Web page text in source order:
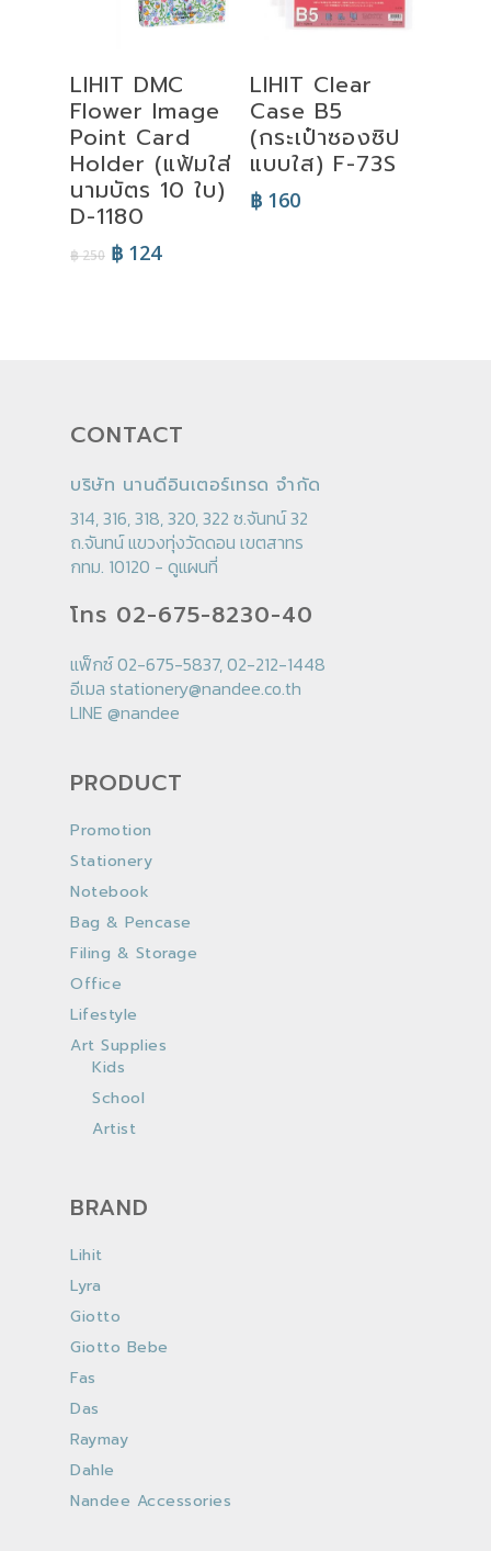
Select
Options
LIHIT DMC
Flower Image
Point Card
Holder (แฟ้มใส่
นามบัตร 10 ใบ)
D-1180
฿250 Original
฿ 124Current
Select
Options
LIHIT Clear
Case B5
(กระเป๋าซองซิป
แบบใส) F-73S
฿160
CONTACT
บริษัท นานดีอินเตอร์เทรด จำกัด
314, 316, 318, 320, 322 ซ.จันทน์ 32
ถ.จันทน์ แขวงทุ่งวัดดอน เขตสาทร
กทม. 10120 - ดูแผนที่
โทร 02-675-8230-40
แฟ็กซ์ 02-675-5837, 02-212-1448
อีเมล stationery@nandee.co.th
LINE @nandee
PRODUCT
Promotion
Stationery
Notebook
Bag & Pencase
Filing & Storage
Office
Lifestyle
Art Supplies
Kids
School
Artist
BRAND
Lihit
Lyra
Giotto
Giotto Bebe
Fas
Das
Raymay
Dahle
Nandee Accessories